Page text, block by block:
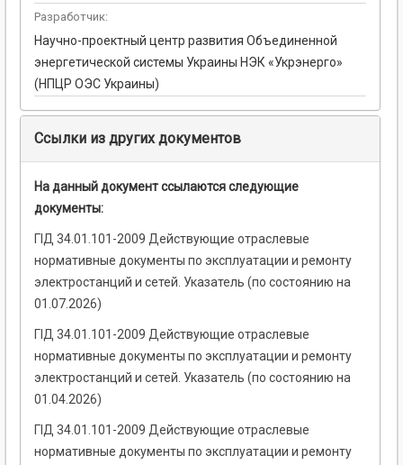
Разработчик:
Научно-проектный центр развития Объединенной
энергетической системы Украины НЭК «Укрэнерго»
(НПЦР ОЭС Украины)
Ссылки из других документов
На данный документ ссылаются следующие
документы:
ГІД 34.01.101-2009 Действующие отраслевые
нормативные документы по эксплуатации и ремонту
электростанций и сетей. Указатель (по состоянию на
01.07.2026)
ГІД 34.01.101-2009 Действующие отраслевые
нормативные документы по эксплуатации и ремонту
электростанций и сетей. Указатель (по состоянию на
01.04.2026)
ГІД 34.01.101-2009 Действующие отраслевые
нормативные документы по эксплуатации и ремонту